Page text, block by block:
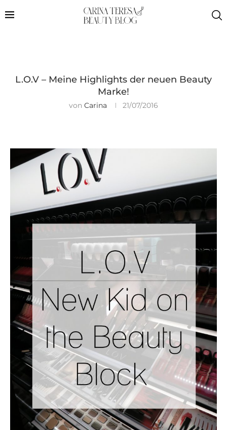
L.O.V – Meine Highlights der neuen Beauty
Marke!
von Carina 21/07/2016